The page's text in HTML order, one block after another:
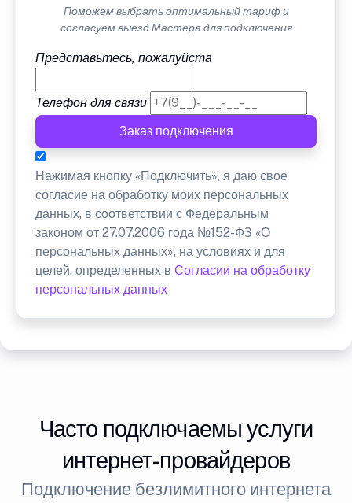
Поможем выбрать оптимальный тариф и
согласуем выезд Мастера для подключения
Представьтесь, пожалуйста
Телефон для связи
Заказ подключения
Нажимая кнопку «Подключить», я даю свое
согласие на обработку моих персональных
данных, в соответствии с Федеральным
законом от 27.07.2006 года №152-ФЗ «О
персональных данных», на условиях и для
целей, определенных в Согласии на обработку
персональных данных
Часто подключаемы услуги
интернет-провайдеров
Подключение безлимитного интернета